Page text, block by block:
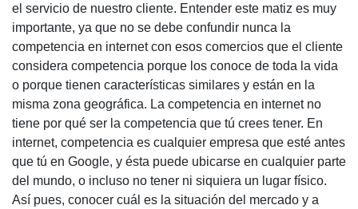
el servicio de nuestro cliente. Entender este matiz es muy
importante, ya que no se debe confundir nunca la
competencia en internet con esos comercios que el cliente
considera competencia porque los conoce de toda la vida
o porque tienen características similares y están en la
misma zona geográfica. La competencia en internet no
tiene por qué ser la competencia que tú crees tener. En
internet, competencia es cualquier empresa que esté antes
que tú en Google, y ésta puede ubicarse en cualquier parte
del mundo, o incluso no tener ni siquiera un lugar físico.
Así pues, conocer cuál es la situación del mercado y a